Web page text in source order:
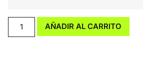
AÑADIR AL CARRITO